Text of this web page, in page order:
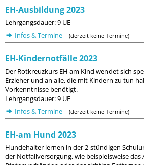
EH-Ausbildung 2023
Lehrgangsdauer: 9 UE
Infos & Termine
(derzeit keine Termine)
EH-Kindernotfälle 2023
Der Rotkreuzkurs EH am Kind wendet sich
Erzieher und an alle, die mit Kindern zu tun
Vorkenntnisse benötigt.
Lehrgangsdauer: 9 UE
Infos & Termine
(derzeit keine Termine)
EH-am Hund 2023
Hundehalter lernen in der 2-stündigen
der Notfallversorgung, wie beispielsweise